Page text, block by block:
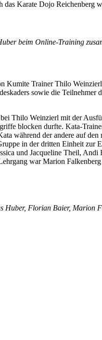
Karate Dojo Reichenberg
beim Online-Training
Kumite Trainer Thilo
sowie die Teilnehmer
Thilo Weinzierl mit der
blocken durfte. Kata-
während der andere auf den
in der dritten Einheit zur
und Jacqueline Theil, Andi
war Marion
Huber, Florian Baier, Marion